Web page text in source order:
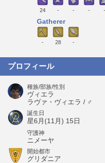
24 - - - -
Gatherer
- 28 -
プロフィール
種族/部族/性別
ヴィエラ
ラヴァ・ヴィエラ / ♂
誕生日
星6月(11月) 15日
守護神
ニメーヤ
開始都市
グリダニア